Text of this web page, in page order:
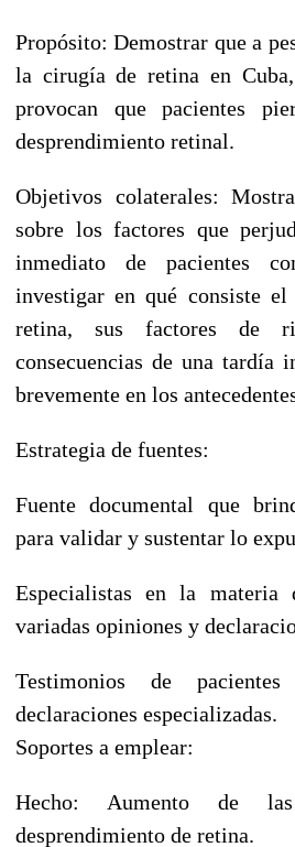
Propósito: Demostrar que a
la cirugía de retina en
provocan que pacientes
desprendimiento retinal.
Objetivos colaterales:
sobre los factores que
inmediato de pacientes
investigar en qué consiste el
retina, sus factores de
consecuencias de una tardía
brevemente en los
Estrategia de fuentes:
Fuente documental que
para validar y sustentar lo
Especialistas en la materia
variadas opiniones y
Testimonios de
declaraciones especializadas.
Soportes a emplear:
Hecho: Aumento de
desprendimiento de retina.